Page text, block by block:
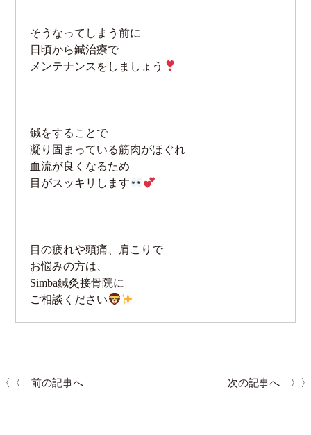
そうなってしまう前に
日頃から鍼治療で
メンテナンスをしましょう
鍼をすることで
凝り固まっている筋肉がほぐれ
血流が良くなるため
目がスッキリします
目の疲れや頭痛、肩こりで
お悩みの方は、
Simba鍼灸接骨院に
ご相談ください
〈〈 前の記事へ 次の記事へ 〉〉